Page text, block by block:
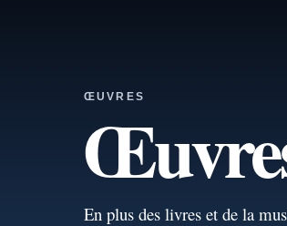
ŒUVRES
En plus des livres et de la